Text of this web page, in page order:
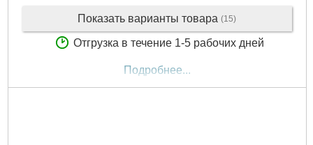
Показать варианты товара (15)
Отгрузка в течение 1-5 рабочих дней
Подробнее...